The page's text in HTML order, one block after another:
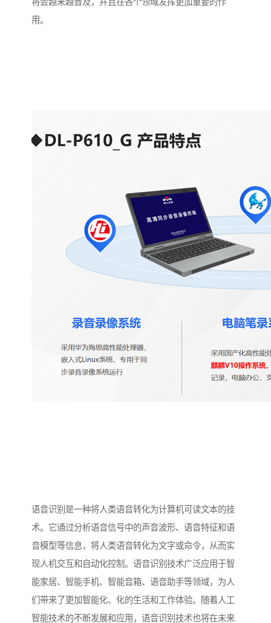
将会越来越普及，并且在各个领域发挥更加重要的作
用。
语音识别是一种将人类语音转化为计算机可读文本的技
术。它通过分析语音信号中的声音波形、语音特征和语
音模型等信息，将人类语音转化为文字或命令，从而实
现人机交互和自动化控制。语音识别技术广泛应用于智
能家居、智能手机、智能音箱、语音助手等领域，为人
们带来了更加智能化、化的生活和工作体验。随着人工
智能技术的不断发展和应用，语音识别技术也将在未来